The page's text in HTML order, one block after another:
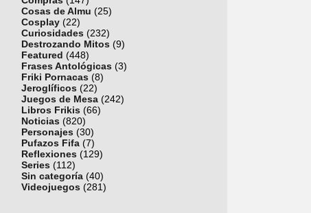
Cosas de Almu (25)
Cosplay (22)
Curiosidades (232)
Destrozando Mitos (9)
Featured (448)
Frases Antológicas (3)
Friki Pornacas (8)
Jeroglíficos (22)
Juegos de Mesa (242)
Libros Frikis (66)
Noticias (820)
Personajes (30)
Pufazos Fifa (7)
Reflexiones (129)
Series (112)
Sin categoría (40)
Videojuegos (281)